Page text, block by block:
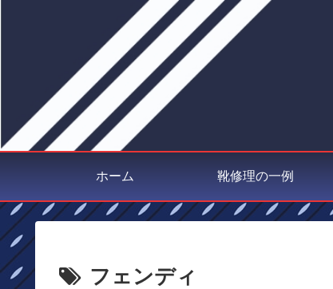
ホーム 靴修理の一例
フェンディ